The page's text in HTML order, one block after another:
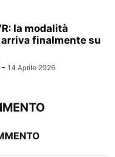
la modalità
finalmente su
- 14 Aprile 2026